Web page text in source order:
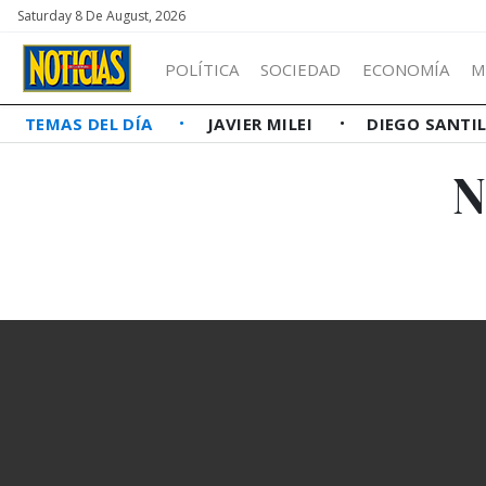
Saturday 8 De August, 2026
POLÍTICA SOCIEDAD ECONOMÍA
TEMAS DEL DÍA JAVIER MILEI DIEGO